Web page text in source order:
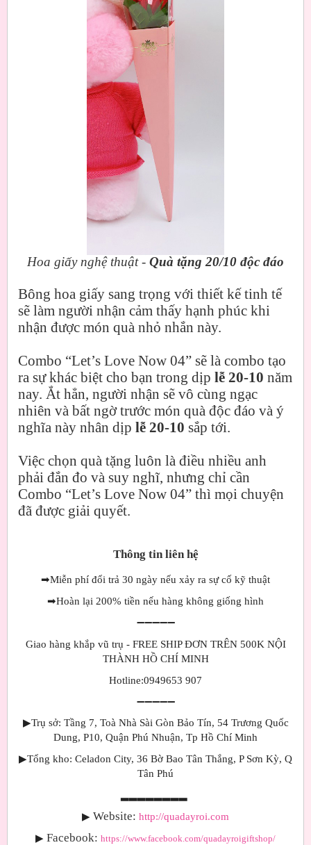
Hoa giấy nghệ thuật - Quà tặng 20/10 độc đáo
Bông hoa giấy sang trọng với thiết kế tinh tế
sẽ làm người nhận cảm thấy hạnh phúc khi
nhận được món quà nhỏ nhắn này.
Combo “Let’s Love Now 04” sẽ là combo tạo
ra sự khác biệt cho bạn trong dịp lễ 20-10 năm
nay. Ắt hẳn, người nhận sẽ vô cùng ngạc
nhiên và bất ngờ trước món quà độc đáo và ý
nghĩa này nhân dịp lễ 20-10 sắp tới.
Việc chọn quà tặng luôn là điều nhiều anh
phải đắn đo và suy nghĩ, nhưng chỉ cần
Combo “Let’s Love Now 04” thì mọi chuyện
đã được giải quyết.
Thông tin liên hệ
➡Miễn phí đổi trả 30 ngày nếu xảy ra sự cố kỹ thuật
➡Hoàn lại 200% tiền nếu hàng không giống hình
➖➖➖➖➖
Giao hàng khắp vũ trụ - FREE SHIP ĐƠN TRÊN 500K NỘI
THÀNH HỒ CHÍ MINH
Hotline:0949653 907
➖➖➖➖➖
▶Trụ sở: Tầng 7, Toà Nhà Sài Gòn Bảo Tín, 54 Trương Quốc
Dung, P10, Quận Phú Nhuận, Tp Hồ Chí Minh
▶Tổng kho: Celadon City, 36 Bờ Bao Tân Thắng, P Sơn Kỳ, Q
Tân Phú
▶ Website: http://quadayroi.com
▶ Facebook: https://www.facebook.com/quadayroigiftshop/